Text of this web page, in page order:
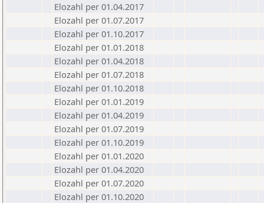
Elozahl per 01.04.2017
Elozahl per 01.07.2017
Elozahl per 01.10.2017
Elozahl per 01.01.2018
Elozahl per 01.04.2018
Elozahl per 01.07.2018
Elozahl per 01.10.2018
Elozahl per 01.01.2019
Elozahl per 01.04.2019
Elozahl per 01.07.2019
Elozahl per 01.10.2019
Elozahl per 01.01.2020
Elozahl per 01.04.2020
Elozahl per 01.07.2020
Elozahl per 01.10.2020